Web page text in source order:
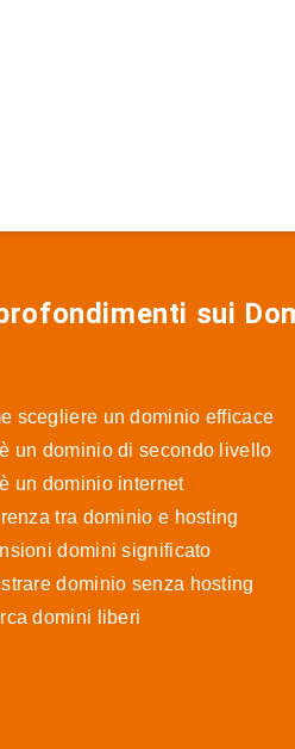
sui
scegliere un dominio efficace
un dominio di secondo livello
un dominio internet
tra dominio e hosting
domini significato
dominio senza hosting
domini liberi